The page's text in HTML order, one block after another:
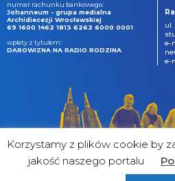
numer rachunku bankowego:
Johanneum - grupa medialna
Archidiecezji Wrocławskiej
69 1600 1462 1813 6262 6000 0001
wpłaty z tytułem:
DAROWIZNA NA RADIO RODZINA
ul.
e-
e-
Korzystamy z plików cookie by
jakość naszego portalu